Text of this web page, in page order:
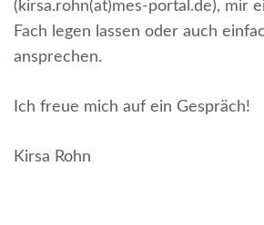
(kirsa.rohn(at)mes-portal.de), mir
Fach legen lassen oder auch
ansprechen.
Ich freue mich auf ein Gespräch!
Kirsa Rohn